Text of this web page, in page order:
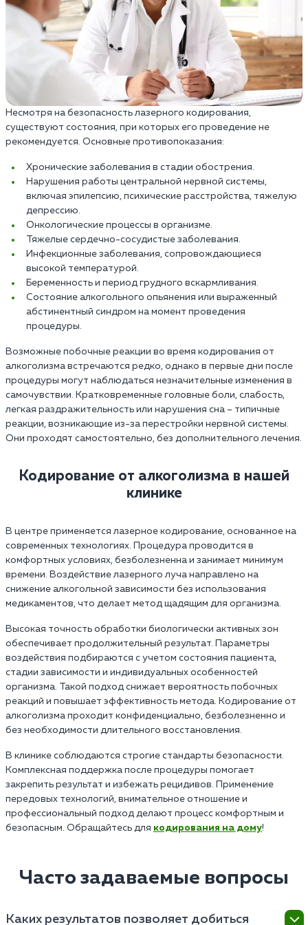
Несмотря на безопасность лазерного кодирования,
существуют состояния, при которых его проведение не
рекомендуется. Основные противопоказания:
Хронические заболевания в стадии обострения.
Нарушения работы центральной нервной системы,
включая эпилепсию, психические расстройства, тяжелую
депрессию.
Онкологические процессы в организме.
Тяжелые сердечно-сосудистые заболевания.
Инфекционные заболевания, сопровождающиеся
высокой температурой.
Беременность и период грудного вскармливания.
Состояние алкогольного опьянения или выраженный
абстинентный синдром на момент проведения
процедуры.
Возможные побочные реакции во время кодирования от
алкоголизма встречаются редко, однако в первые дни после
процедуры могут наблюдаться незначительные изменения в
самочувствии. Кратковременные головные боли, слабость,
легкая раздражительность или нарушения сна – типичные
реакции, возникающие из-за перестройки нервной системы.
Они проходят самостоятельно, без дополнительного лечения.
Кодирование от алкоголизма в нашей
клинике
В центре применяется лазерное кодирование, основанное на
современных технологиях. Процедура проводится в
комфортных условиях, безболезненна и занимает минимум
времени. Воздействие лазерного луча направлено на
снижение алкогольной зависимости без использования
медикаментов, что делает метод щадящим для организма.
Высокая точность обработки биологически активных зон
обеспечивает продолжительный результат. Параметры
воздействия подбираются с учетом состояния пациента,
стадии зависимости и индивидуальных особенностей
организма. Такой подход снижает вероятность побочных
реакций и повышает эффективность метода. Кодирование от
алкоголизма проходит конфиденциально, безболезненно и
без необходимости длительного восстановления.
В клинике соблюдаются строгие стандарты безопасности.
Комплексная поддержка после процедуры помогает
закрепить результат и избежать рецидивов. Применение
передовых технологий, внимательное отношение и
профессиональный подход делают процесс комфортным и
безопасным. Обращайтесь для кодирования на дому!
Часто задаваемые вопросы
Каких результатов позволяет добиться